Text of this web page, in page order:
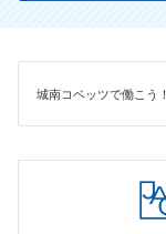
城南コベッツで働こう！